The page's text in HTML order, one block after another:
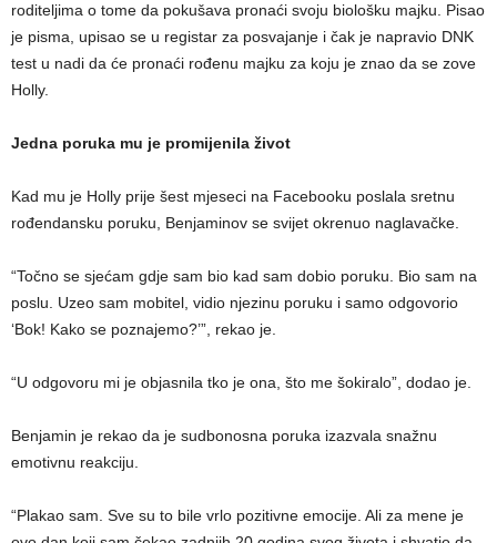
roditeljima o tome da pokušava pronaći svoju biološku majku. Pisao
je pisma, upisao se u registar za posvajanje i čak je napravio DNK
test u nadi da će pronaći rođenu majku za koju je znao da se zove
Holly.
Jedna poruka mu je promijenila život
Kad mu je Holly prije šest mjeseci na Facebooku poslala sretnu
rođendansku poruku, Benjaminov se svijet okrenuo naglavačke.
“Točno se sjećam gdje sam bio kad sam dobio poruku. Bio sam na
poslu. Uzeo sam mobitel, vidio njezinu poruku i samo odgovorio
‘Bok! Kako se poznajemo?’”, rekao je.
“U odgovoru mi je objasnila tko je ona, što me šokiralo”, dodao je.
Benjamin je rekao da je sudbonosna poruka izazvala snažnu
emotivnu reakciju.
“Plakao sam. Sve su to bile vrlo pozitivne emocije. Ali za mene je